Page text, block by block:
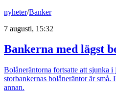
nyheter/Banker
7 augusti, 15:32
Bankerna med lägst
Bolåneräntorna fortsatte att sjunka
storbankernas bolåneräntor är små.
annan.